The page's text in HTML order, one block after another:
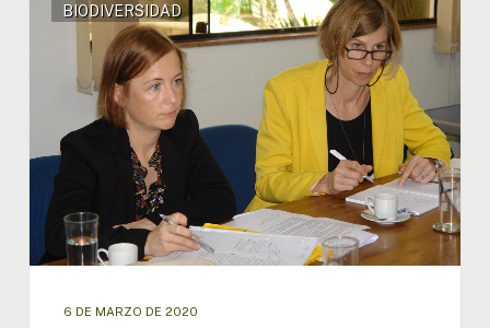
reunidos
preparación
proyecto
para
el
BIODIVERSIDAD
6 DE MARZO DE 2020